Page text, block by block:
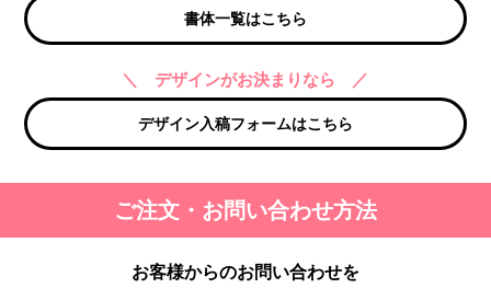
書体一覧はこちら
＼ デザインがお決まりなら ／
デザイン入稿フォームはこちら
ご注文・お問い合わせ方法
お客様からのお問い合わせを